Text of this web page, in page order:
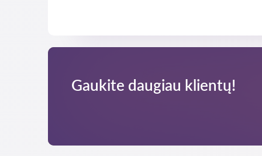
Gaukite daugiau klientų!